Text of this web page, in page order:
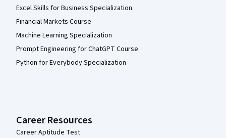
Excel Skills for Business Specialization
Financial Markets Course
Machine Learning Specialization
Prompt Engineering for ChatGPT Course
Python for Everybody Specialization
Career Resources
Career Aptitude Test